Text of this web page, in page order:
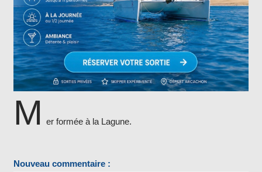
M er formée à la Lagune.
Nouveau commentaire :